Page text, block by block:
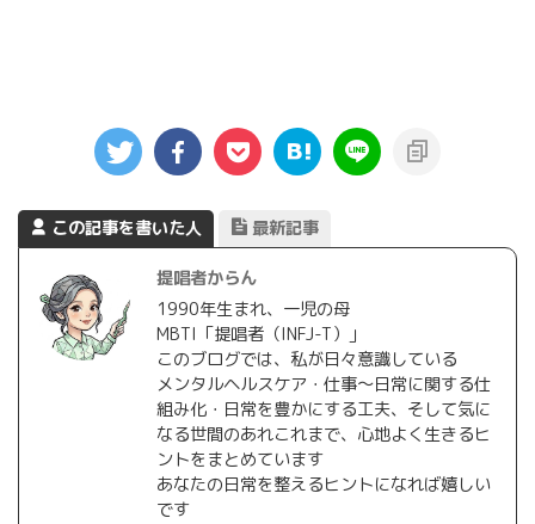
この記事を書いた人 最新記事
提唱者からん
1990年生まれ、一児の母
MBTI「提唱者（INFJ-T）」
このブログでは、私が日々意識している
メンタルヘルスケア・仕事〜日常に関する仕
組み化・日常を豊かにする工夫、そして気に
なる世間のあれこれまで、心地よく生きるヒ
ントをまとめています
あなたの日常を整えるヒントになれば嬉しい
です